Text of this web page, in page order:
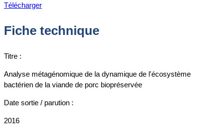
Télécharger
Fiche technique
Titre :
Analyse métagénomique de la dynamique de l'écosystème
bactérien de la viande de porc biopréservée
Date sortie / parution :
2016